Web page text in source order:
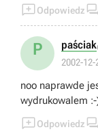
Odpowiedz
P paściak
2002-
noo naprawde
wydrukowalem
Odpowiedz